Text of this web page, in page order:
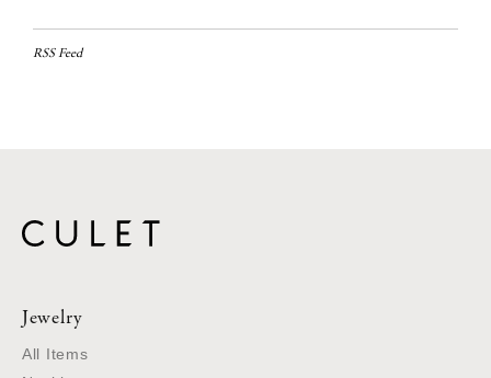
RSS Feed
Jewelry
All Items